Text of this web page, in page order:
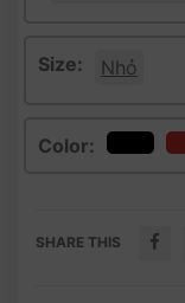
Size: Nhỏ
Color:
SHARE THIS